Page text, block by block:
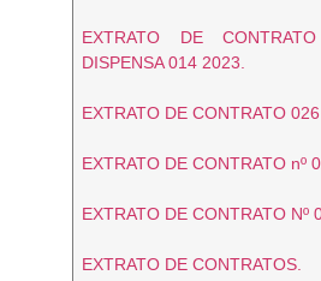
EXTRATO DE
DISPENSA 014 2023.
EXTRATO DE CONTRATO
EXTRATO DE CONTRATO nº
EXTRATO DE CONTRATO Nº
EXTRATO DE CONTRATOS.